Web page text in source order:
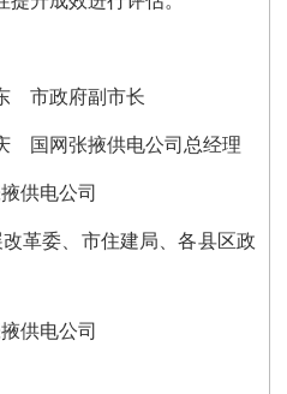
市政府副市长
国网张掖供电公司总经理
供电公司
革委、市住建局、各县区政
供电公司